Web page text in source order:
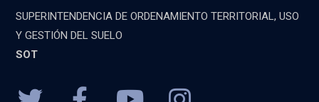
SUPERINTENDENCIA DE ORDENAMIENTO TERRITORIAL, USO
Y GESTIÓN DEL SUELO
SOT